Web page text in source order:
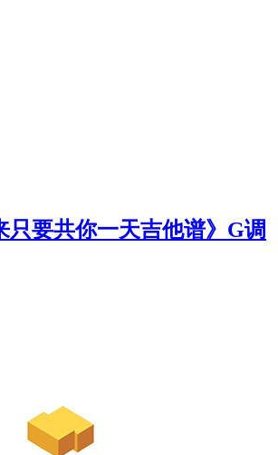
只要共你一天吉他谱》G调